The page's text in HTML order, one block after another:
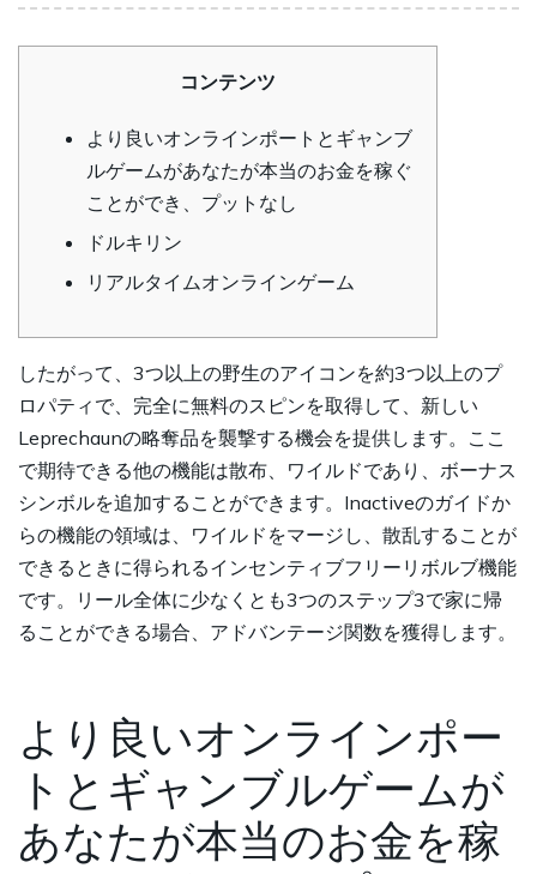
コンテンツ
より良いオンラインポートとギャンブ
ルゲームがあなたが本当のお金を稼ぐ
ことができ、プットなし
ドルキリン
リアルタイムオンラインゲーム
したがって、3つ以上の野生のアイコンを約3つ以上のプ
ロパティで、完全に無料のスピンを取得して、新しい
Leprechaunの略奪品を襲撃する機会を提供します。ここ
で期待できる他の機能は散布、ワイルドであり、ボーナス
シンボルを追加することができます。Inactiveのガイドか
らの機能の領域は、ワイルドをマージし、散乱することが
できるときに得られるインセンティブフリーリボルブ機能
です。リール全体に少なくとも3つのステップ3で家に帰
ることができる場合、アドバンテージ関数を獲得します。
より良いオンラインポー
トとギャンブルゲームが
あなたが本当のお金を稼